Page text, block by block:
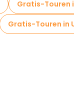
Gratis-Touren
Gratis-Touren in